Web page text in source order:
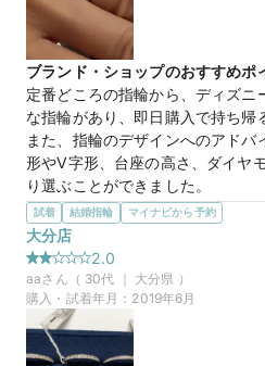
つ、私の要望で婚約指輪と重ね着
この店舗の良かったところ
ブライダルに特化した店舗という
質な空間でした。
品数が豊富、RJC認証、永久保証
為、ブライダルリングを探してい
舗だと感じました。
ブランド・ショップのおすすめポ
定番どころの指輪から、ディズニ
な指輪があり、即日購入で持ち帰
また、指輪のデザインへのアド
形やV字形、台座の高さ、ダイヤ
り選ぶことができました。
選んだ商品を気に入った理由
たくさんの指輪を見せていただき
ら選びました。
ダイヤの大きさとリングの大きさ
しました。派手過ぎず、シンプル
まとまっているところが気に入り
試着 結婚指輪 マイナビから予約
大分店
2.0
aaさん（ 30代 ｜ 大分県 ）
購入・試着年月： 2019年6月